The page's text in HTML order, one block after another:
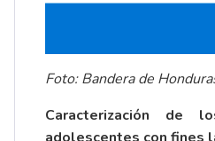
Foto: Bandera de
Caracterización de